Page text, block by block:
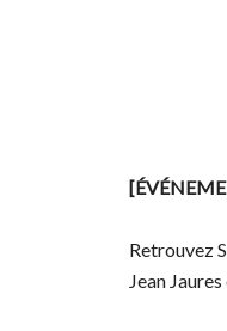
Retrouvez
Jean